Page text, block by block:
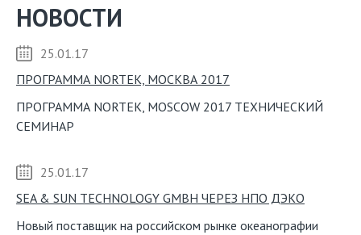
НОВОСТИ
25.01.17
ПРОГРАММА NORTEK, МОСКВА 2017
ПРОГРАММА NORTEK, MOSCOW 2017 ТЕХНИЧЕСКИЙ
СЕМИНАР
25.01.17
SEA & SUN TECHNOLOGY GMBH ЧЕРЕЗ НПО ДЭКО
Новый поставщик на российском рынке океанографии